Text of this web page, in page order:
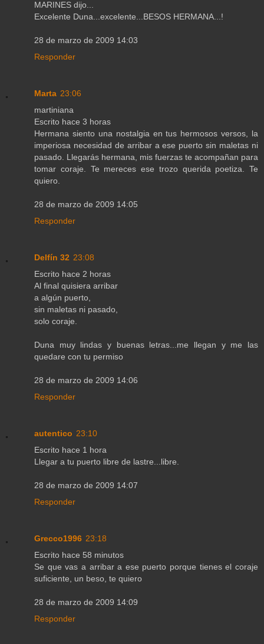
MARINES dijo...
Excelente Duna...excelente...BESOS HERMANA...!
28 de marzo de 2009 14:03
Responder
Marta 23:06
martiniana
Escrito hace 3 horas
Hermana siento una nostalgia en tus hermosos versos, la
imperiosa necesidad de arribar a ese puerto sin maletas ni
pasado. Llegarás hermana, mis fuerzas te acompañan para
tomar coraje. Te mereces ese trozo querida poetiza. Te
quiero.
28 de marzo de 2009 14:05
Responder
Delfín 32 23:08
Escrito hace 2 horas
Al final quisiera arribar
a algún puerto,
sin maletas ni pasado,
solo coraje.
Duna muy lindas y buenas letras...me llegan y me las
quedare con tu permiso
28 de marzo de 2009 14:06
Responder
autentico 23:10
Escrito hace 1 hora
Llegar a tu puerto libre de lastre...libre.
28 de marzo de 2009 14:07
Responder
Grecco1996 23:18
Escrito hace 58 minutos
Se que vas a arribar a ese puerto porque tienes el coraje
suficiente, un beso, te quiero
28 de marzo de 2009 14:09
Responder